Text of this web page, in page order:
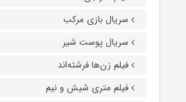
سریال بازی مرکب
سریال پوست شیر
فیلم زن‌ها فرشته‌اند
فیلم متری شیش و نیم